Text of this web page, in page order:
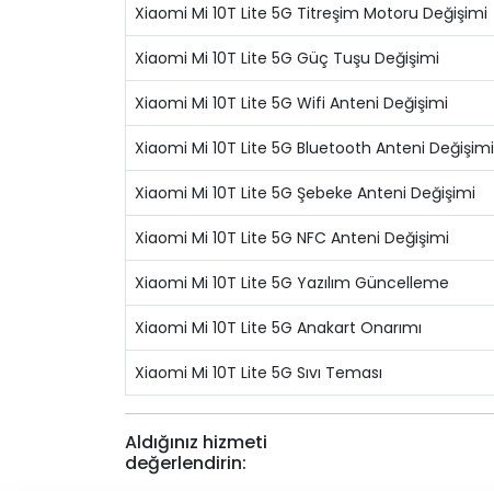
Xiaomi Mi 10T Lite 5G Titreşim Motoru Değişimi
Xiaomi Mi 10T Lite 5G Güç Tuşu Değişimi
Xiaomi Mi 10T Lite 5G Wifi Anteni Değişimi
Xiaomi Mi 10T Lite 5G Bluetooth Anteni Değişimi
Xiaomi Mi 10T Lite 5G Şebeke Anteni Değişimi
Xiaomi Mi 10T Lite 5G NFC Anteni Değişimi
Xiaomi Mi 10T Lite 5G Yazılım Güncelleme
Xiaomi Mi 10T Lite 5G Anakart Onarımı
Xiaomi Mi 10T Lite 5G Sıvı Teması
Aldığınız hizmeti
değerlendirin: